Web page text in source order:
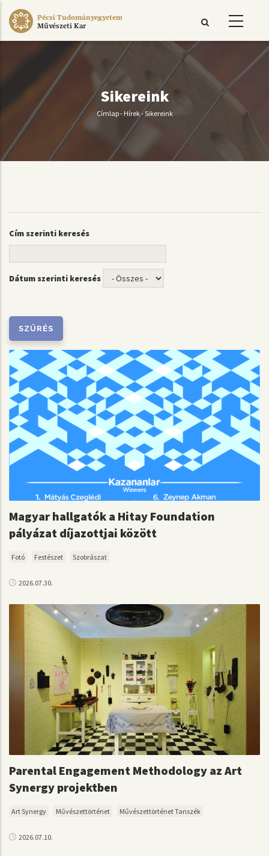
Ugrás
Pécsi Tudományegyetem
Művészeti Kar
Sikereink
Morzsa
Címlap- Hírek-Sikereink
Cím szerinti keresés
Dátum szerinti keresés
Magyar hallgatók a Hitay Foundation
pályázat díjazottjai között
Fotó Festészet Szobrászat
2026.07.30.
Parental Engagement Methodology az Art
Synergy projektben
Art Synergy Művészettörténet Művészettörténet Tanszék
2026.07.10.